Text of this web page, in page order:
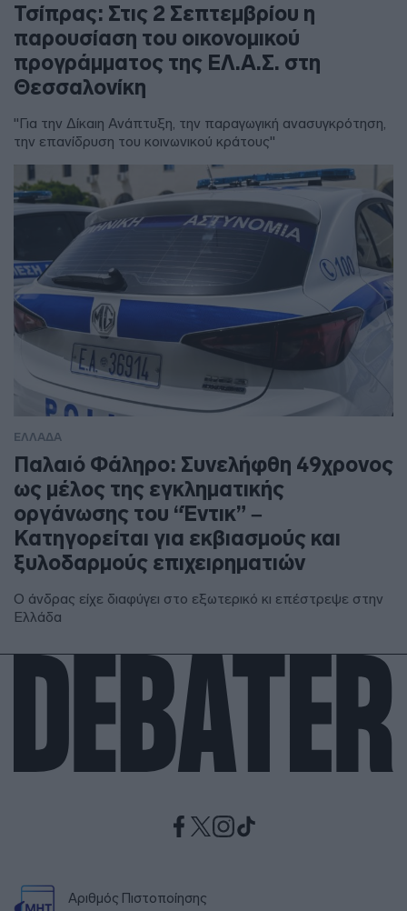
Τσίπρας: Στις 2 Σεπτεμβρίου η
παρουσίαση του οικονομικού
προγράμματος της ΕΛ.Α.Σ. στη
Θεσσαλονίκη
"Για την Δίκαιη Ανάπτυξη, την παραγωγική ανασυγκρότηση,
την επανίδρυση του κοινωνικού κράτους"
ΕΛΛΑΔΑ
Παλαιό Φάληρο: Συνελήφθη 49χρονος
ως μέλος της εγκληματικής
οργάνωσης του “Έντικ” –
Κατηγορείται για εκβιασμούς και
ξυλοδαρμούς επιχειρηματιών
Ο άνδρας είχε διαφύγει στο εξωτερικό κι επέστρεψε στην
Ελλάδα
Αριθμός Πιστοποίησης